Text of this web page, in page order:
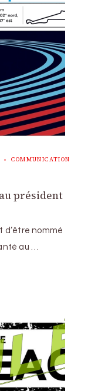
COMMUNICATION
président
d’être nommé
au …